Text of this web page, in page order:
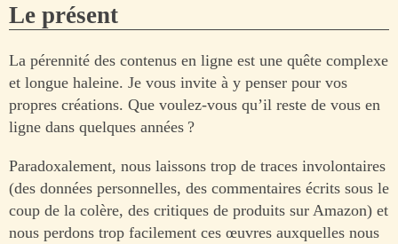
Le présent
La pérennité des contenus en ligne est une quête complexe
et longue haleine. Je vous invite à y penser pour vos
propres créations. Que voulez-vous qu’il reste de vous en
ligne dans quelques années ?
Paradoxalement, nous laissons trop de traces involontaires
(des données personnelles, des commentaires écrits sous le
coup de la colère, des critiques de produits sur Amazon) et
nous perdons trop facilement ces œuvres auxquelles nous